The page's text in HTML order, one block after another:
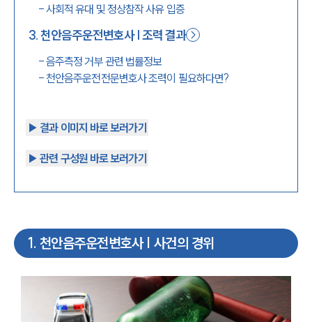
-사회적 유대 및 정상참작 사유 입증
3.천안음주운전변호사 | 조력 결과
-음주측정 거부 관련 법률정보
- 천안음주운전전문변호사 조력이 필요하다면?
▶︎ 결과 이미지 바로 보러가기
▶︎ 관련 구성원 바로 보러가기
1. 천안음주운전변호사 | 사건의 경위